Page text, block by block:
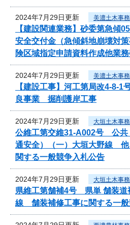
2024年7月29日更新 美濃土木事
【建設関連業務】砂委第急傾
安全交付金（急傾斜地崩壊対
険区域指定申請資料作成他業
2024年7月29日更新 美濃土木事
【建設工事】河工第局改4-8-
良事業 掘削護岸工事
2024年7月29日更新 大垣土木事
公維工第交維31-A002号 公共
通安全）（一）大垣大野線
関する一般競争入札公告
2024年7月29日更新 大垣土木事
県維工第舗補4号 県単 舗装道
線 舗装補修工事に関する一般